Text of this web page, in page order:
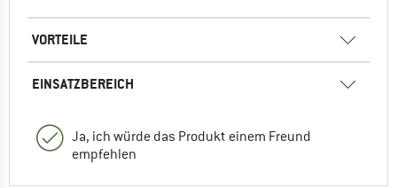
VORTEILE
EINSATZBEREICH
Ja, ich würde das Produkt einem Freund
empfehlen